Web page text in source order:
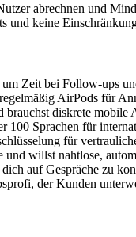
abrechnen und
keine
Zeit bei Follow-ups
AirPods für
diskrete
100 Sprachen für
für
willst nahtlose,
auf Gespräche zu
der Kunden